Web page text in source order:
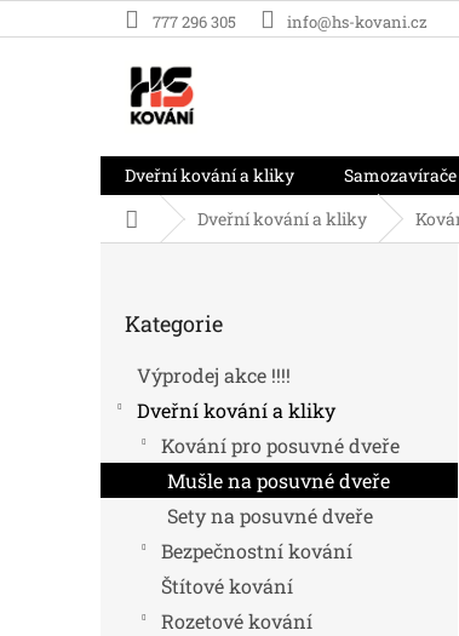
na
777 296 305 info@hs-kovani.cz
Dveřní kování a kliky Samozavírače
Domů Dveřní kování a kliky
í
p
kategorie
Kategorie
Výprodej akce !!!!
Dveřní kování a kliky
Kování pro posuvné dveře
Mušle na posuvné dveře
Sety na posuvné dveře
Bezpečnostní kování
Štítové kování
Rozetové kování